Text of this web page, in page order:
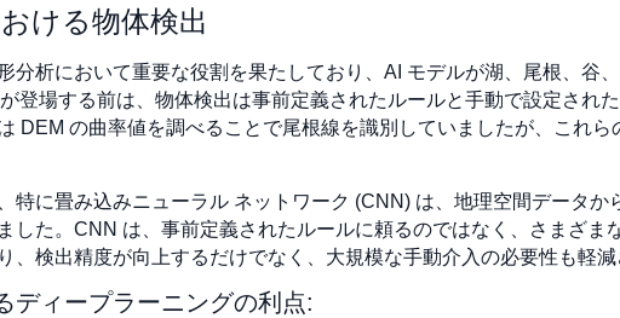
ける物体検出
分析において重要な役割を果たしており、AI モデルが湖、尾根、谷
登場する前は、物体検出は事前定義されたルールと手動で設定され
DEM の曲率値を調べることで尾根線を識別していましたが、これ
特に畳み込みニューラル ネットワーク (CNN) は、地理空間データ
した。CNN は、事前定義されたルールに頼るのではなく、さまざま
、検出精度が向上するだけでなく、大規模な手動介入の必要性も軽減
ディープラーニングの利点: